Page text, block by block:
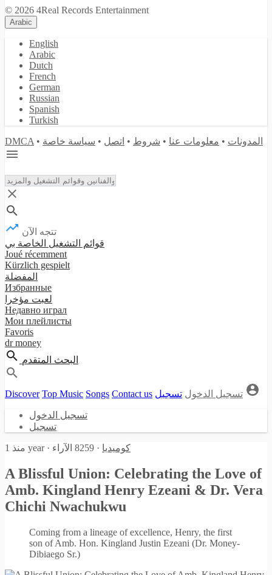
© 2026 4Real Records Entertainment
Arabic
English
Arabic
Dutch
French
German
Russian
Spanish
Turkish
DMCA • المدونات • معلومات عنا • شروط • اتصل • سياسة خاصة
تتجه الآن
قوائم التشغيل الخاصة بي
Joué récemment
Kürzlich gespielt
المفضلة
Избранные
لعبت مؤخرا
Недавно играл
Мои плейлисты
Favoris
dr money
البحث المتقدم
Discover Top Music Songs Contact us تسجيل الدخول تسجيل
تسجيل الدخول
تسجيل
منذ 1 year · كوميديا · 8259 الآراء
A Blissful Union: Celebrating the Love of
Amb. Kingland Henry Ezeani & Dr. Vera
Chichi Nwachukwu
Coming from a lineage of excellence, Henry, the first
son of Amb. Hon. Kingland Justin Ezeani (Dr. Money-
Dibiaego Sr.)